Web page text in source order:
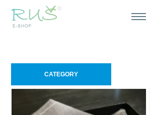
CATEGORY